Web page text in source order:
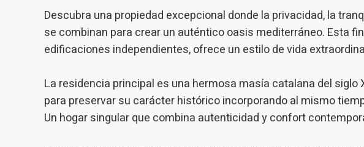
Descubra una propiedad excepcional donde la privacidad, la
se combinan para crear un auténtico oasis mediterráneo. Esta
edificaciones independientes, ofrece un estilo de vida
La residencia principal es una hermosa masía catalana del siglo
para preservar su carácter histórico incorporando al mismo
Un hogar singular que combina autenticidad y confort
Analíticas y
Permiten realizar el
sitio web. La información
medición de la actividad de
que hacen los usuarios del
del usuario para mejorar la
experiencia a través de